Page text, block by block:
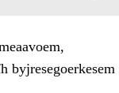
byjresegoerkesem